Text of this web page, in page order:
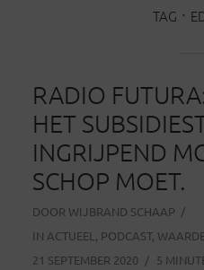
TAG
RADIO
HET
INGRIJPEND
SCHOP MOET.
DOOR WIJBRAND SCHAAP
IN ACTUEEL , PODCAST,
21 SEPTEMBER 2020
5